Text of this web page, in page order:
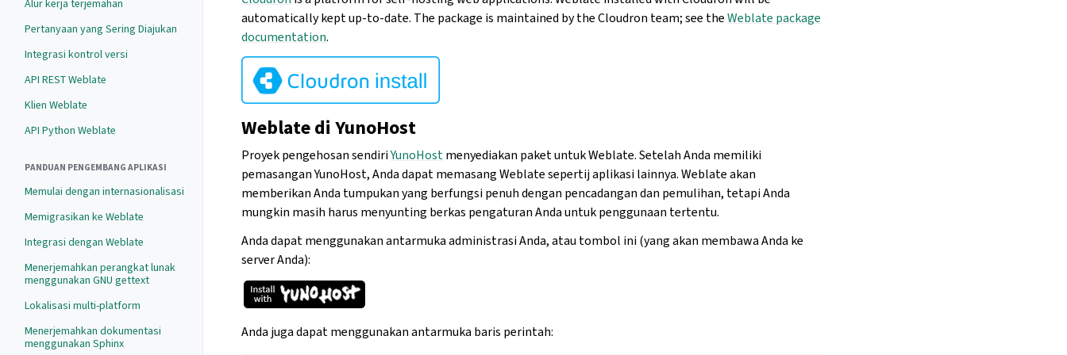
Alur kerja terjemahan
Pertanyaan yang Sering Diajukan
Integrasi kontrol versi
API REST Weblate
Klien Weblate
API Python Weblate
PANDUAN PENGEMBANG APLIKASI
Memulai dengan internasionalisasi
Memigrasikan ke Weblate
Integrasi dengan Weblate
Menerjemahkan perangkat lunak
menggunakan GNU gettext
Lokalisasi multi-platform
Menerjemahkan dokumentasi
menggunakan Sphinx
automatically kept up-to-date. The package is maintained by the Cloudron team; see theWeblate package
documentation.
Weblate di YunoHost
Proyek pengehosan sendiriYunoHostmenyediakan paket untuk Weblate. Setelah Anda memiliki
pemasangan YunoHost, Anda dapat memasang Weblate sepertij aplikasi lainnya. Weblate akan
memberikan Anda tumpukan yang berfungsi penuh dengan pencadangan dan pemulihan, tetapi Anda
mungkin masih harus menyunting berkas pengaturan Anda untuk penggunaan tertentu.
Anda dapat menggunakan antarmuka administrasi Anda, atau tombol ini (yang akan membawa Anda ke
server Anda):
Anda juga dapat menggunakan antarmuka baris perintah: